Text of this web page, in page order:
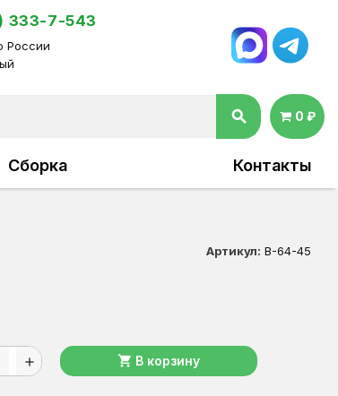
333-7-543
России
search 0 ₽
Сборка Контакты
Артикул: В-64-45
add shopping_cart В корзину